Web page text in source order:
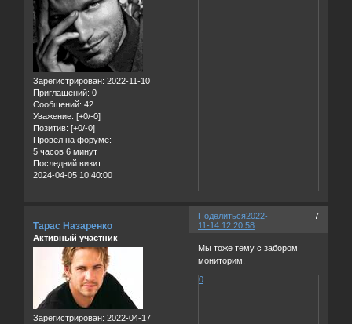
Зарегистрирован: 2022-11-10
Приглашений: 0
Сообщений: 42
Уважение: [+0/-0]
Позитив: [+0/-0]
Провел на форуме:
5 часов 6 минут
Последний визит:
2024-04-05 10:40:00
Поделиться 7
2022-
11-14 12:20:58
Тарас Назаренко
Активный участник
Зарегистрирован: 2022-04-17
Мы тоже тему с забором
мониторим.
0